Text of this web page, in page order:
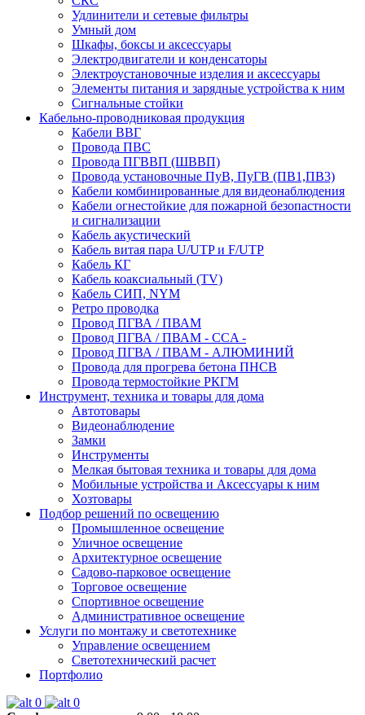
Удлинители и сетевые фильтры
Умный дом
Шкафы, боксы и аксессуары
Электродвигатели и конденсаторы
Электроустановочные изделия и аксессуары
Элементы питания и зарядные устройства к ним
Сигнальные стойки
Кабельно-проводниковая продукция
Кабели ВВГ
Провода ПВС
Провода ПГВВП (ШВВП)
Провода установочные ПуВ, ПуГВ (ПВ1,ПВ3)
Кабели комбинированные для видеонаблюдения
Кабели огнестойкие для пожарной безопастности
и сигнализации
Кабель акустический
Кабель витая пара U/UTP и F/UTP
Кабель КГ
Кабель коаксиальный (TV)
Кабель СИП, NYM
Ретро проводка
Провод ПГВА / ПВАМ
Провод ПГВА / ПВАМ - CCA -
Провод ПГВА / ПВАМ - АЛЮМИНИЙ
Провода для прогрева бетона ПНСВ
Провода термостойкие РКГМ
Инструмент, техника и товары для дома
Автотовары
Видеонаблюдение
Замки
Инструменты
Мелкая бытовая техника и товары для дома
Мобильные устройства и Аксессуары к ним
Хозтовары
Подбор решений по освещению
Промышленное освещение
Уличное освещение
Архитектурное освещение
Садово-парковое освещение
Торговое освещение
Спортивное освещение
Административное освещение
Услуги по монтажу и светотехнике
Управление освещением
Светотехнический расчет
Портфолио
0
0